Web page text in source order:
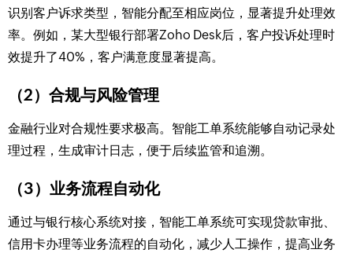
识别客户诉求类型，智能分配至相应岗位，显著提升处理效
率。例如，某大型银行部署Zoho Desk后，客户投诉处理时
效提升了40%，客户满意度显著提高。
（2）合规与风险管理
金融行业对合规性要求极高。智能工单系统能够自动记录处
理过程，生成审计日志，便于后续监管和追溯。
（3）业务流程自动化
通过与银行核心系统对接，智能工单系统可实现贷款审批、
信用卡办理等业务流程的自动化，减少人工操作，提高业务